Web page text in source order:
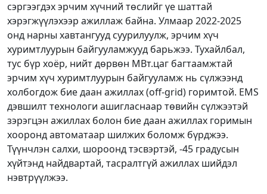
сэргээгдэх эрчим хүчний төслийг үе шаттай
хэрэгжүүлэхээр ажиллаж байна. Улмаар 2022-2025
онд нарны хавтангууд суурилуулж, эрчим хүч
хуримтлуурын байгууламжууд барьжээ. Тухайлбал,
тус бүр хоёр, нийт дөрвөн МВт.цаг багтаамжтай
эрчим хүч хуримтлуурын байгууламж нь сүлжээнд
холбогдож бие даан ажиллах (off-grid) горимтой. EMS
дэвшилт технологи ашигласнаар төвийн сүлжээтэй
зэрэгцэн ажиллах болон бие даан ажиллах горимын
хооронд автоматаар шилжих боломж бүрджээ.
Түүнчлэн салхи, шороонд тэсвэртэй, -45 градусын
хүйтэнд найдвартай, тасралтгүй ажиллах шийдэл
нэвтрүүлжээ.